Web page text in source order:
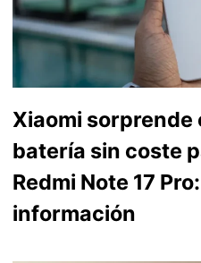
Xiaomi sorprende
batería sin coste
Redmi Note 17
información